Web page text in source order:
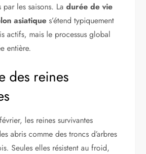
par les saisons. Ladurée de vie
asiatique s’étend typiquement
actifs, mais le processus global
entière.
des reines
les reines survivantes
abris comme des troncs d’arbres
Seules elles résistent au froid,